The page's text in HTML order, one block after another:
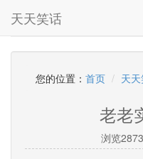
天天笑话
您的位置： 首页 天
老老
浏览